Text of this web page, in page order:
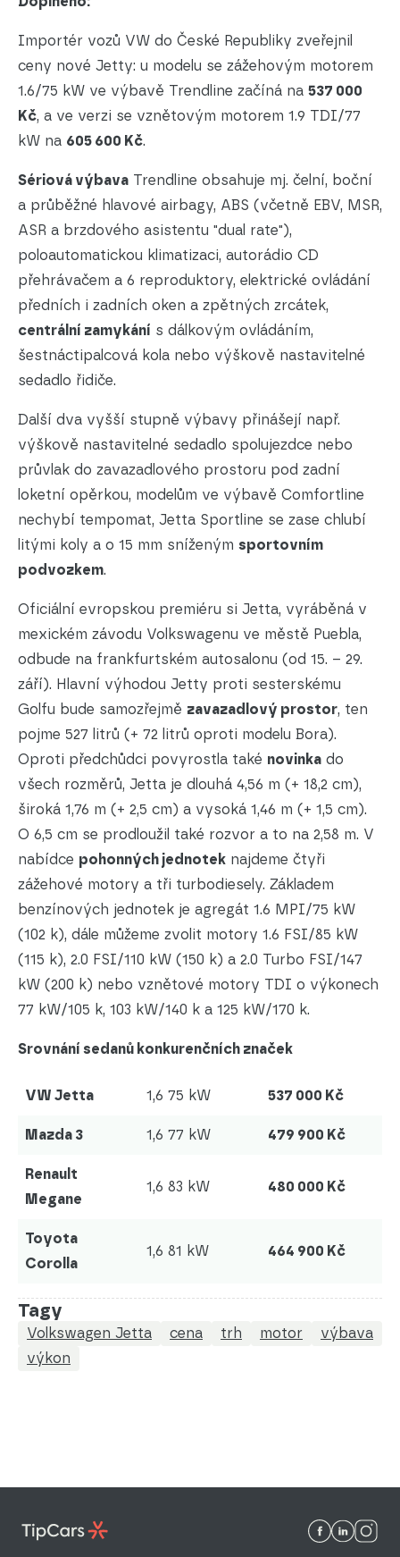
Importér vozů VW do České Republiky zveřejnil
ceny nové Jetty: u modelu se zážehovým motorem
1.6/75 kW ve výbavě Trendline začíná na 537 000
Kč, a ve verzi se vznětovým motorem 1.9 TDI/77
kW na 605 600 Kč.
Sériová výbava Trendline obsahuje mj. čelní, boční
a průběžné hlavové airbagy, ABS (včetně EBV, MSR,
ASR a brzdového asistentu "dual rate"),
poloautomatickou klimatizaci, autorádio CD
přehrávačem a 6 reproduktory, elektrické ovládání
předních i zadních oken a zpětných zrcátek,
centrální zamykání s dálkovým ovládáním,
šestnáctipalcová kola nebo výškově nastavitelné
sedadlo řidiče.
Další dva vyšší stupně výbavy přinášejí např.
výškově nastavitelné sedadlo spolujezdce nebo
průvlak do zavazadlového prostoru pod zadní
loketní opěrkou, modelům ve výbavě Comfortline
nechybí tempomat, Jetta Sportline se zase chlubí
litými koly a o 15 mm sníženým sportovním
podvozkem.
Oficiální evropskou premiéru si Jetta, vyráběná v
mexickém závodu Volkswagenu ve městě Puebla,
odbude na frankfurtském autosalonu (od 15. – 29.
září). Hlavní výhodou Jetty proti sesterskému
Golfu bude samozřejmě zavazadlový prostor, ten
pojme 527 litrů (+ 72 litrů oproti modelu Bora).
Oproti předchůdci povyrostla také novinka do
všech rozměrů, Jetta je dlouhá 4,56 m (+ 18,2 cm),
široká 1,76 m (+ 2,5 cm) a vysoká 1,46 m (+ 1,5 cm).
O 6,5 cm se prodloužil také rozvor a to na 2,58 m. V
nabídce pohonných jednotek najdeme čtyři
zážehové motory a tři turbodiesely. Základem
benzínových jednotek je agregát 1.6 MPI/75 kW
(102 k), dále můžeme zvolit motory 1.6 FSI/85 kW
(115 k), 2.0 FSI/110 kW (150 k) a 2.0 Turbo FSI/147
kW (200 k) nebo vznětové motory TDI o výkonech
77 kW/105 k, 103 kW/140 k a 125 kW/170 k.
Srovnání sedanů konkurenčních značek
VW Jetta 1,6 75 kW 537 000 Kč
Mazda 3 1,6 77 kW 479 900 Kč
Renault
Megane
1,6 83 kW 480 000 Kč
Toyota
Corolla
1,6 81 kW 464 900 Kč
Tagy
Volkswagen Jetta cena trh motor
výbava
výkon